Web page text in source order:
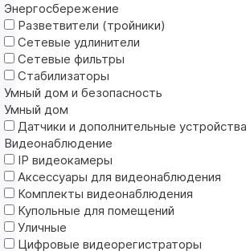
Энергосбережение
Разветвители (тройники)
Сетевые удлинители
Сетевые фильтры
Стабилизаторы
Умный дом и безопасность
Умный дом
Датчики и дополнительные устройства
Видеонаблюдение
IP видеокамеры
Аксессуары для видеонаблюдения
Комплекты видеонаблюдения
Купольные для помещений
Уличные
Цифровые видеорегистраторы